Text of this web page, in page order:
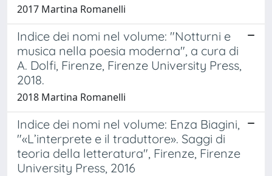
2017 Martina Romanelli
Indice dei nomi nel volume: "Notturni e
musica nella poesia moderna", a cura di
A. Dolfi, Firenze, Firenze University Press,
2018.
2018 Martina Romanelli
Indice dei nomi nel volume: Enza Biagini,
"«L’interprete e il traduttore». Saggi di
teoria della letteratura", Firenze, Firenze
University Press, 2016